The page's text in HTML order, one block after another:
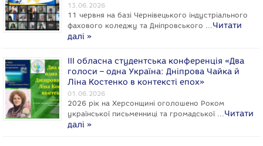
13.06.2026
11 червня на базі Чернівецького індустріального
фахового коледжу та Дніпровського …Читати
далі »
ІІІ обласна студентська конференція «Два
голоси – одна Україна: Дніпрова Чайка й
Ліна Костенко в контексті епох»
01.06.2026
2026 рік на Херсонщині оголошено Роком
укpaїнcької письменниці та громадської …Читати
далі »